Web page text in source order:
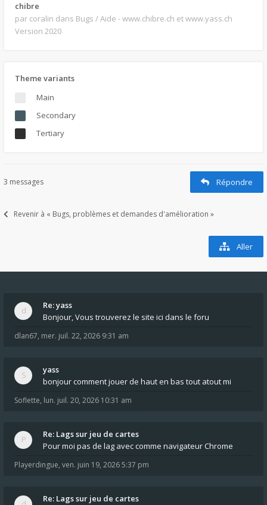
chibre
par coralin dans Bugs / Aide - www.chibre.ch et www.yass.ch
Version 2020
Theme variants
Main
Secondary
Tertiary
3 messages Répondre
Revenir à « Bugs, problèmes et demandes d'amélioration »
Aller
Re: yass
Bonjour, Vous trouverez le site ici dans le foru
dlan67, mer. juil. 22, 2026 9:31 am
yass
bonjour comment jouer de haut en bas tout atout mi
Soflette, lun. juil. 20, 2026 10:31 am
Re: Lags sur jeu de cartes
Pour moi pas de lag avec comme navigateur Chrome
Playerdingue, ven. juin 19, 2026 5:37 pm
Re: Lags sur jeu de cartes